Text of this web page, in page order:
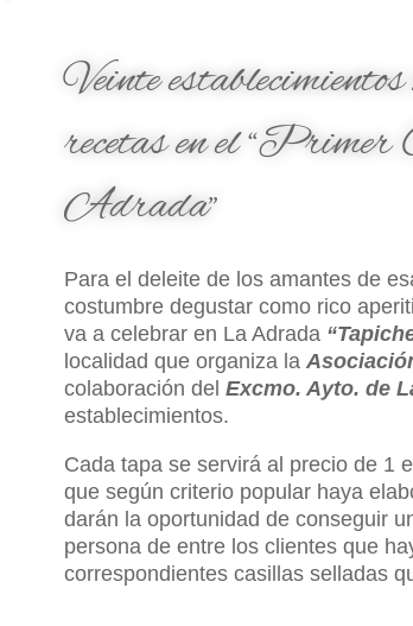
Veinte
recetas en el “Primer
Adrada”
Para el deleite de los amantes de
costumbre degustar como rico
va a celebrar en La Adrada
localidad que organiza la
colaboración delExcmo. Ayto. de
establecimientos.
Cada tapa se servirá al precio de 1
que según criterio popular haya
darán la oportunidad de conseguir
persona de entre los clientes que
correspondientes casillas selladas